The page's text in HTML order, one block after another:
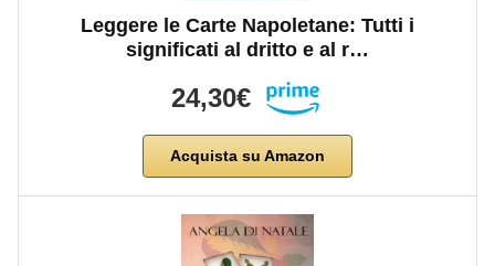
Leggere le Carte Napoletane: Tutti i
significati al dritto e al r…
24,30€
Acquista su Amazon